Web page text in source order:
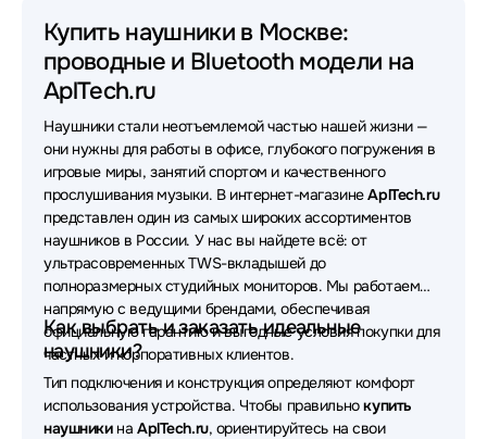
Наушники Oklick Наушники MONSTER
Наушники Sven
Наушники Apple Наушники Asus
Наушники Sennheiser Наушники FiiO
Наушники Samsung Наушники Bloody
Наушники UGREEN Наушники Poly
Наушники VT Наушники OneOdio
Наушники Lenovo Наушники SteelSeries
Наушники Bang&Olufsen Наушники QCY
Купить наушники в Москве:
проводные и Bluetooth модели на
AplTech.ru
Наушники стали неотъемлемой частью нашей жизни —
они нужны для работы в офисе, глубокого погружения в
игровые миры, занятий спортом и качественного
прослушивания музыки. В интернет-магазинеAplTech.ru
представлен один из самых широких ассортиментов
наушников в России. У нас вы найдете всё: от
ультрасовременных TWS-вкладышей до
полноразмерных студийных мониторов. Мы работаем
напрямую с ведущими брендами, обеспечивая
официальную гарантию и выгодные условия покупки для
частных и корпоративных клиентов.
Как выбрать и заказать идеальные
наушники?
Тип подключения и конструкция определяют комфорт
использования устройства. Чтобы правильнокупить
наушникина AplTech.ru, ориентируйтесь на свои